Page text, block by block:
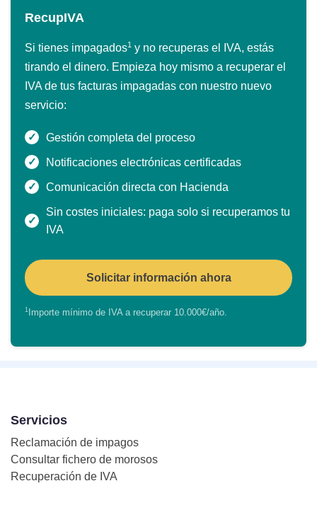
RecupIVA
Si tienes impagados1 y no recuperas el IVA, estás
tirando el dinero. Empieza hoy mismo a recuperar el
IVA de tus facturas impagadas con nuestro nuevo
servicio:
Gestión completa del proceso
Notificaciones electrónicas certificadas
Comunicación directa con Hacienda
Sin costes iniciales: paga solo si recuperamos tu
IVA
Solicitar información ahora
1 Importe mínimo de IVA a recuperar 10.000€/año.
Servicios
Reclamación de impagos
Consultar fichero de morosos
Recuperación de IVA